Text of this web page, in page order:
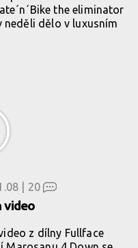
the eliminator
neděli dělo v luxusním
| 20
video
z dílny Fullface